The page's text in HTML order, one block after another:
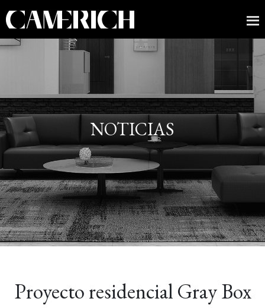
NOTICIAS
Proyecto residencial Gray Box